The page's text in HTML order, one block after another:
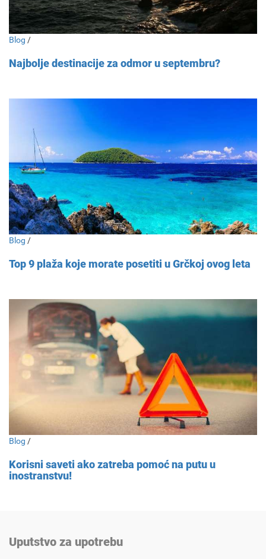
Blog /
Najbolje destinacije za odmor u septembru?
Blog /
Top 9 plaža koje morate posetiti u Grčkoj ovog leta
Blog /
Korisni saveti ako zatreba pomoć na putu u
inostranstvu!
Uputstvo za upotrebu